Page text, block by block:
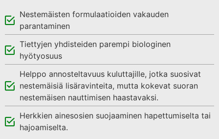
Nestemäisten formulaatioiden vakauden
parantaminen
Tiettyjen yhdisteiden parempi biologinen
hyötyosuus
Helppo annosteltavuus kuluttajille, jotka suosivat
nestemäisiä lisäravinteita, mutta kokevat suoran
nestemäisen nauttimisen haastavaksi.
Herkkien ainesosien suojaaminen hapettumiselta tai
hajoamiselta.